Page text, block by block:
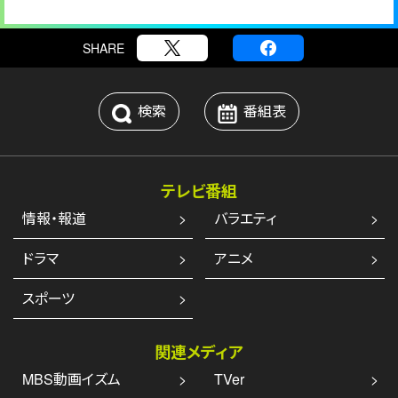
SHARE
検索 番組表
テレビ番組
情報・報道
バラエティ
ドラマ
アニメ
スポーツ
関連メディア
MBS動画イズム TVer